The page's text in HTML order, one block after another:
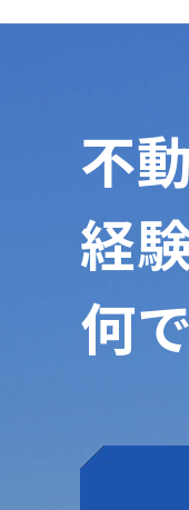
不
経
何